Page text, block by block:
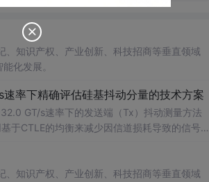
知识产权、产业创新、科技招商等垂直领域
化发展。
率下精确评估硅基抖动分量的技术方案
GT/s速率下的发送端（Tx）抖动测量方法
于CTLE的均衡来减少因信道损耗导致的信号
速接口设计、验
知识产权、产业创新、科技招商等垂直领域